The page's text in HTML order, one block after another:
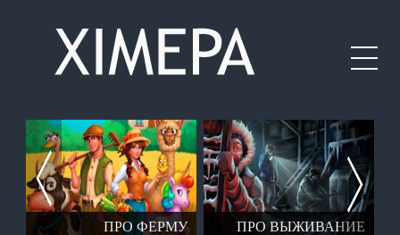
ПРО ФЕРМУ ПРО ВЫЖИВАНИЕ